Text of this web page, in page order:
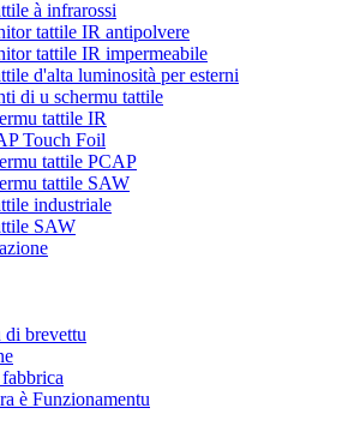
à infrarossi
tattile IR antipolvere
tattile IR impermeabile
d'alta luminosità per esterni
di u schermu tattile
tattile IR
Touch Foil
tattile PCAP
tattile SAW
industriale
SAW
brevettu
è Funzionamentu